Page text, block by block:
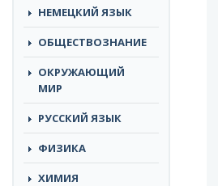
НЕМЕЦКИЙ ЯЗЫК
ОБЩЕСТВОЗНАНИЕ
ОКРУЖАЮЩИЙ
МИР
РУССКИЙ ЯЗЫК
ФИЗИКА
ХИМИЯ